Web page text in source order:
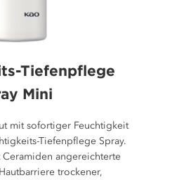
Tiefenpflege
Mini
mit sofortiger Feuchtigkeit
Tiefenpflege Spray.
angereichterte
trockener,